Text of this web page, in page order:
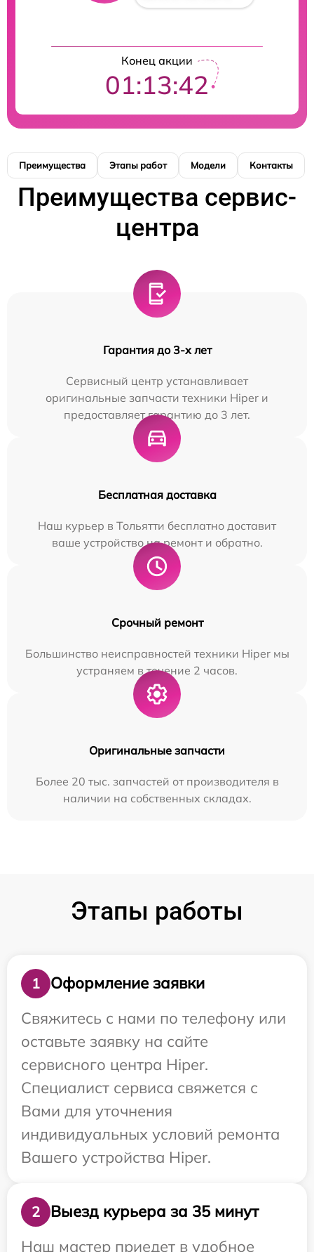
Конец акции
01:13:41
Преимущества Этапы работ Модели Контакты
Преимущества сервис-
центра
Гарантия до 3-х лет
Сервисный центр устанавливает
оригинальные запчасти техники Hiper и
предоставляет гарантию до 3 лет.
Бесплатная доставка
Наш курьер в Тольятти бесплатно доставит
ваше устройство на ремонт и обратно.
Срочный ремонт
Большинство неисправностей техники Hiper мы
устраняем в течение 2 часов.
Оригинальные запчасти
Более 20 тыс. запчастей от производителя в
наличии на собственных складах.
Этапы работы
1
Оформление заявки
Свяжитесь с нами по телефону или
оставьте заявку на сайте
сервисного центра Hiper.
Специалист сервиса свяжется с
Вами для уточнения
индивидуальных условий ремонта
Вашего устройства Hiper.
2
Выезд курьера за 35 минут
Наш мастер приедет в удобное